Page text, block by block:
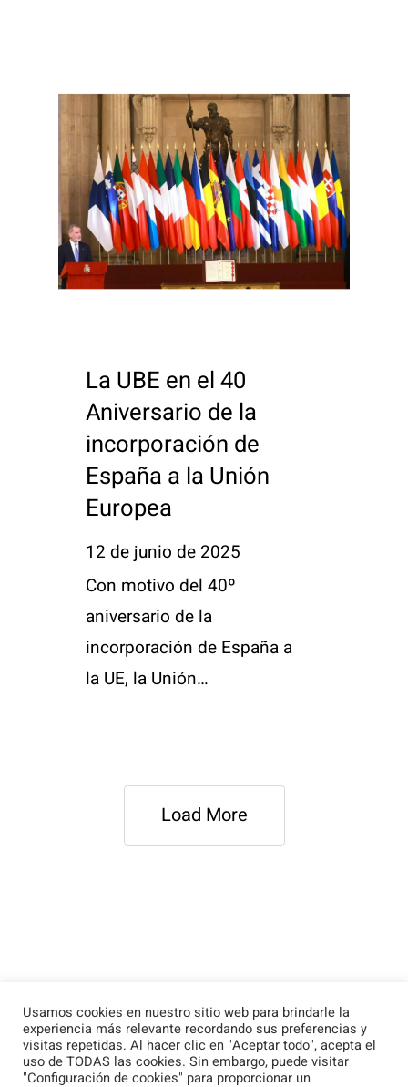
La UBE en el 40
Aniversario de la
incorporación de
España a la Unión
Europea
12 de junio de 2025
Con motivo del 40º
aniversario de la
incorporación de España a
la UE, la Unión…
Load More
© 2026 Unión Budista Española - Federación de
Usamos cookies en nuestro sitio web para brindarle la
experiencia más relevante recordando sus preferencias y
visitas repetidas. Al hacer clic en "Aceptar todo", acepta el
uso de TODAS las cookies. Sin embargo, puede visitar
"Configuración de cookies" para proporcionar un